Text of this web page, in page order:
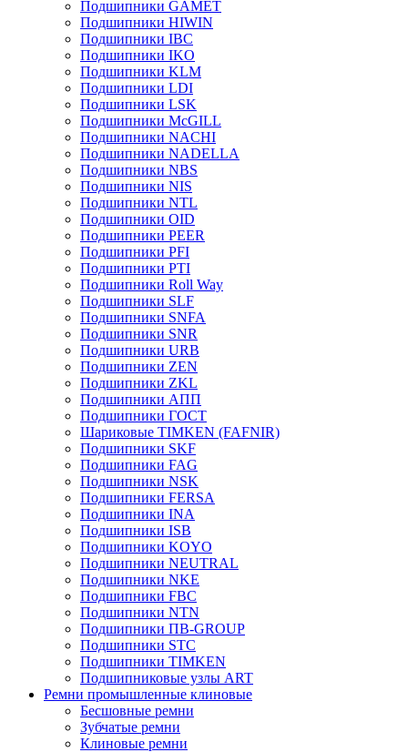
Подшипники GAMET
Подшипники HIWIN
Подшипники IBC
Подшипники IKO
Подшипники KLM
Подшипники LDI
Подшипники LSK
Подшипники McGILL
Подшипники NACHI
Подшипники NADELLA
Подшипники NBS
Подшипники NIS
Подшипники NTL
Подшипники OID
Подшипники PEER
Подшипники PFI
Подшипники PTI
Подшипники Roll Way
Подшипники SLF
Подшипники SNFA
Подшипники SNR
Подшипники URB
Подшипники ZEN
Подшипники ZKL
Подшипники АПП
Подшипники ГОСТ
Шариковые ТІMKEN (FAFNIR)
Подшипники SKF
Подшипники FAG
Подшипники NSK
Подшипники FERSA
Подшипники INA
Подшипники ISB
Подшипники KOYO
Подшипники NEUTRAL
Подшипники NKE
Подшипники FBC
Подшипники NTN
Подшипники ПВ-GROUP
Подшипники STC
Подшипники TIMKEN
Подшипниковые узлы ART
Ремни промышленные клиновые
Бесшовные ремни
Зубчатые ремни
Клиновые ремни